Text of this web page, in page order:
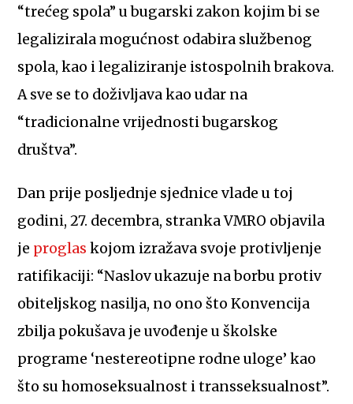
“trećeg spola” u bugarski zakon kojim bi se
legalizirala mogućnost odabira službenog
spola, kao i legaliziranje istospolnih brakova.
A sve se to doživljava kao udar na
“tradicionalne vrijednosti bugarskog
društva”.
Dan prije posljednje sjednice vlade u toj
godini, 27. decembra, stranka VMRO objavila
je proglas kojom izražava svoje protivljenje
ratifikaciji: “Naslov ukazuje na borbu protiv
obiteljskog nasilja, no ono što Konvencija
zbilja pokušava je uvođenje u školske
programe ‘nestereotipne rodne uloge’ kao
što su homoseksualnost i transseksualnost”.